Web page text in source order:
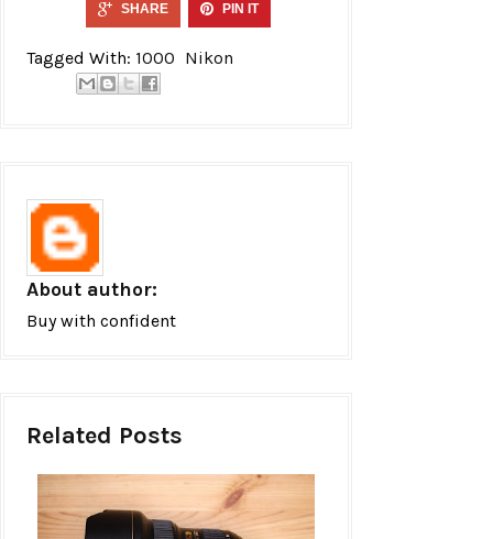
SHARE PIN IT
Tagged With: 1000 Nikon
About author:
Buy with confident
Related Posts